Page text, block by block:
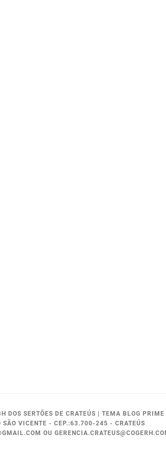
DOS SERTÕES DE CRATEÚS | TEMA BLOG
VICENTE - CEP.:63.700-245 - CRATEÚS
OU